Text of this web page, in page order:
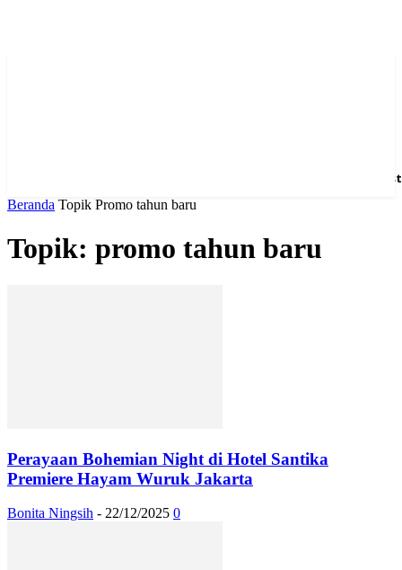
Beranda Topik Promo tahun baru
Topik: promo tahun baru
Perayaan Bohemian Night di Hotel Santika
Premiere Hayam Wuruk Jakarta
Bonita Ningsih - 22/12/2025 0